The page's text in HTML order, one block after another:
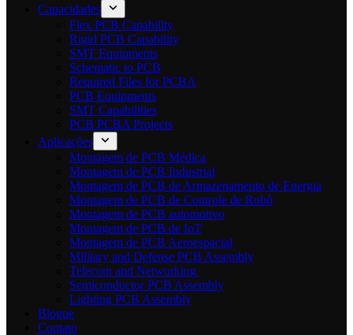
Capacidades
Flex PCB Capability
Rigid PCB Capability
SMT Equipments
Schematic to PCB
Required Files for PCBA
PCB Equipments
SMT Capabilities
PCB PCBA Projects
Aplicações
Montagem de PCB Médica
Montagem de PCB Industrial
Montagem de PCB de Armazenamento de Energia
Montagem de PCB de Controle de Robô
Montagem de PCB automotivo
Montagem de PCB de IoT
Montagem de PCB Aeroespacial
Military and Defense PCB Assembly
Telecom and Networking
Semiconductor PCB Assembly
Lighting PCB Assembly
Blogue
Contato